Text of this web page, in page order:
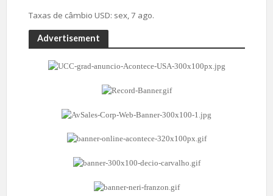
Taxas de câmbio USD: sex, 7 ago.
Advertisement